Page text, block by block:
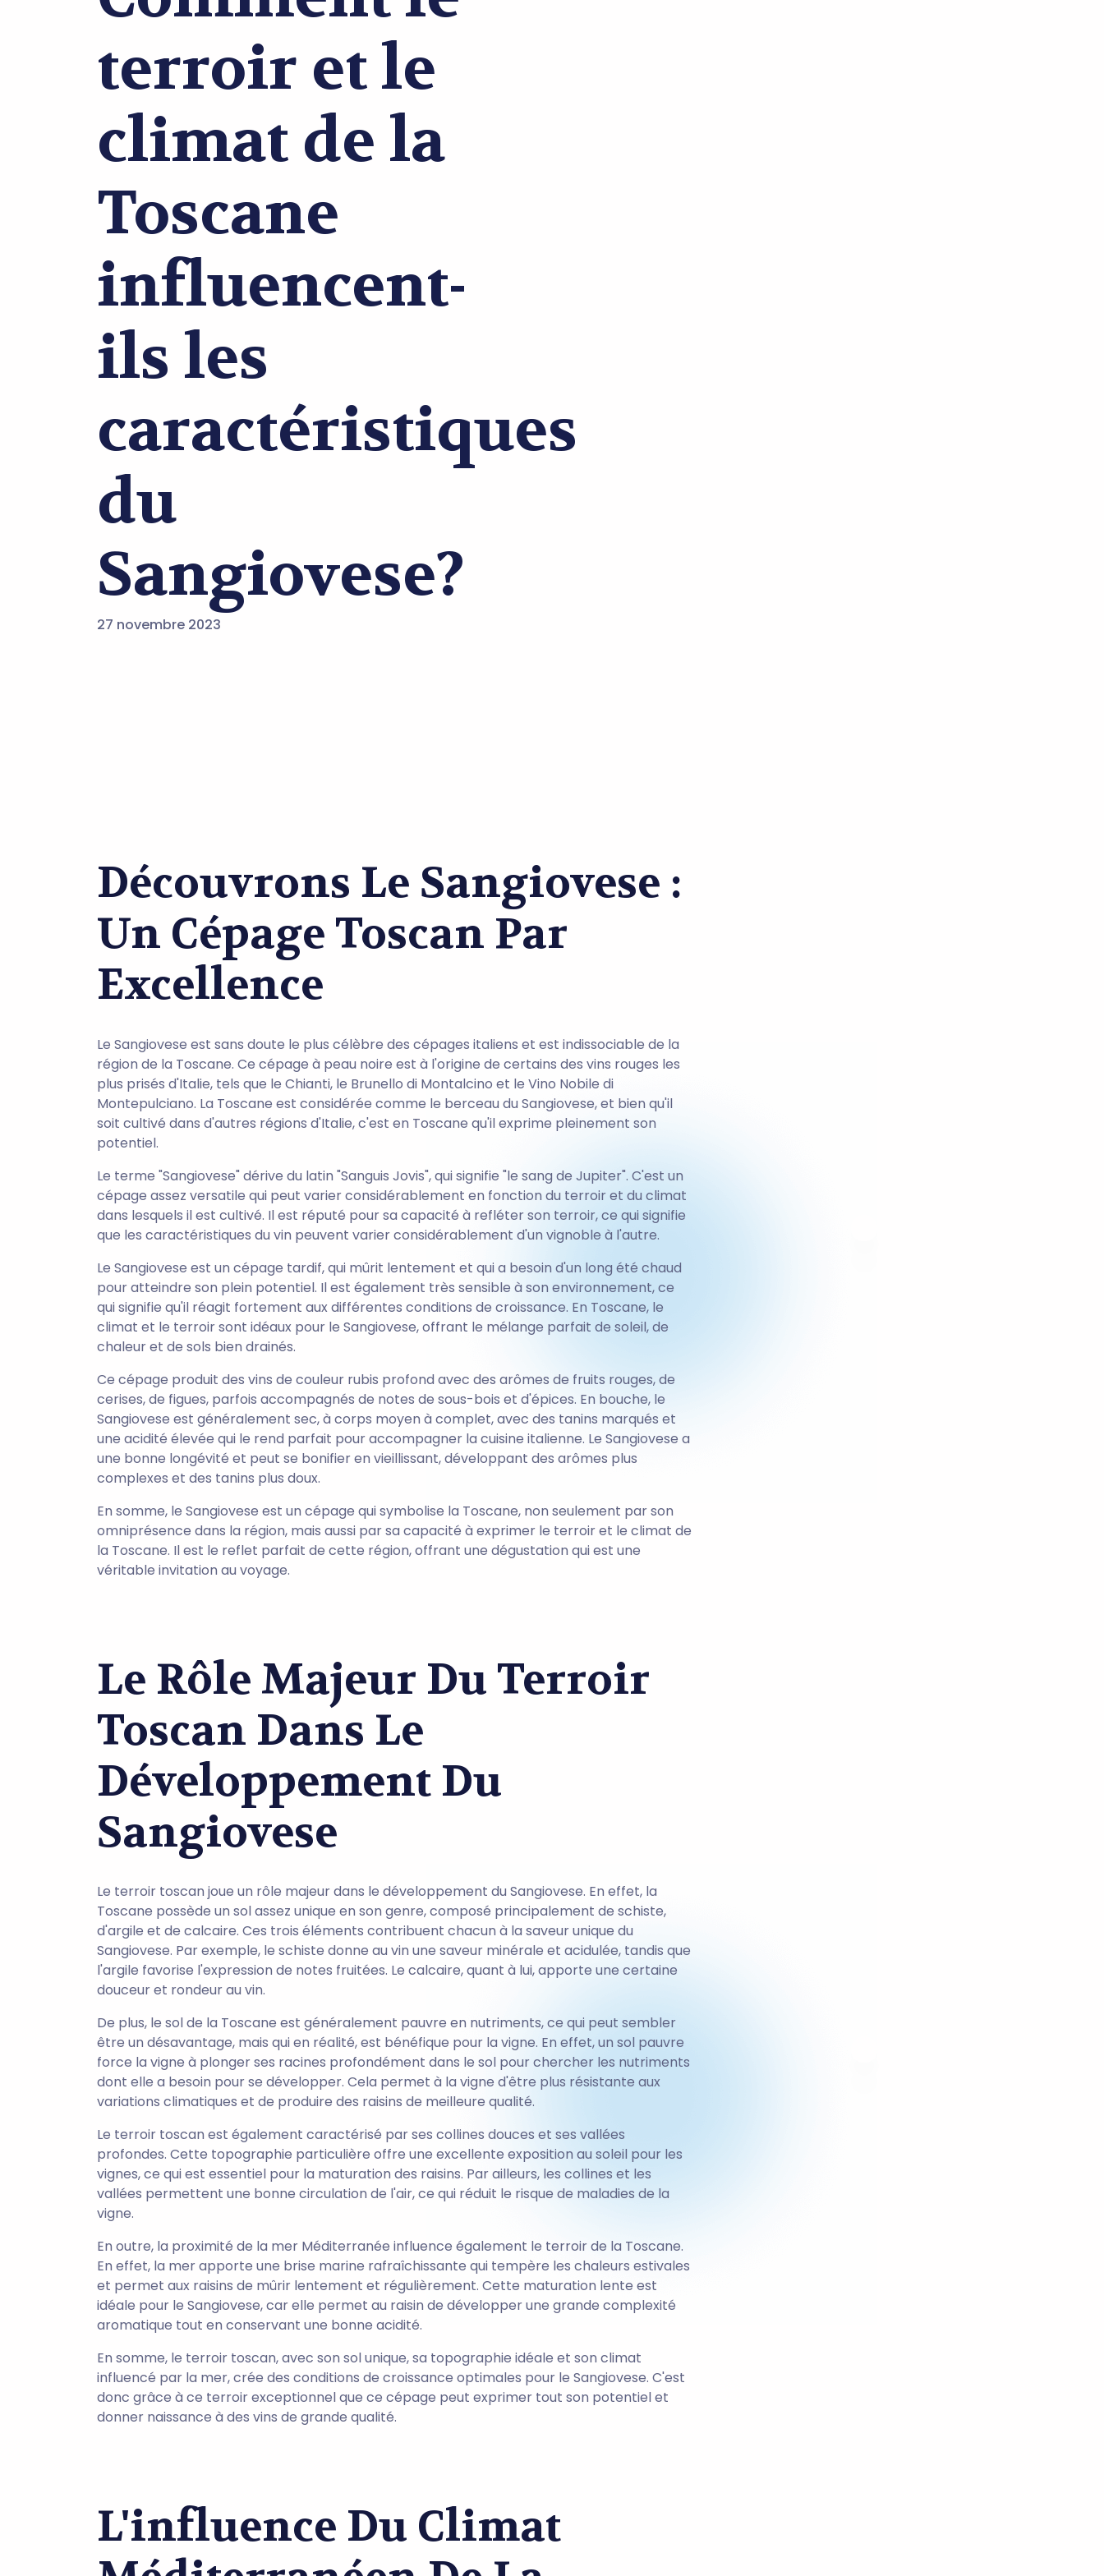
terroir et le
climat de la
Toscane
influencent-
ils les
caractéristiques
du
Sangiovese?
27 novembre 2023
Découvrons Le Sangiovese :
Un Cépage Toscan Par
Excellence
Le Sangiovese est sans doute le plus célèbre des cépages italiens et est indissociable de la
région de la Toscane. Ce cépage à peau noire est à l'origine de certains des vins rouges les
plus prisés d'Italie, tels que le Chianti, le Brunello di Montalcino et le Vino Nobile di
Montepulciano. La Toscane est considérée comme le berceau du Sangiovese, et bien qu'il
soit cultivé dans d'autres régions d'Italie, c'est en Toscane qu'il exprime pleinement son
potentiel.
Le terme "Sangiovese" dérive du latin "Sanguis Jovis", qui signifie "le sang de Jupiter". C'est un
cépage assez versatile qui peut varier considérablement en fonction du terroir et du climat
dans lesquels il est cultivé. Il est réputé pour sa capacité à refléter son terroir, ce qui signifie
que les caractéristiques du vin peuvent varier considérablement d'un vignoble à l'autre.
Le Sangiovese est un cépage tardif, qui mûrit lentement et qui a besoin d'un long été chaud
pour atteindre son plein potentiel. Il est également très sensible à son environnement, ce
qui signifie qu'il réagit fortement aux différentes conditions de croissance. En Toscane, le
climat et le terroir sont idéaux pour le Sangiovese, offrant le mélange parfait de soleil, de
chaleur et de sols bien drainés.
Ce cépage produit des vins de couleur rubis profond avec des arômes de fruits rouges, de
cerises, de figues, parfois accompagnés de notes de sous-bois et d'épices. En bouche, le
Sangiovese est généralement sec, à corps moyen à complet, avec des tanins marqués et
une acidité élevée qui le rend parfait pour accompagner la cuisine italienne. Le Sangiovese a
une bonne longévité et peut se bonifier en vieillissant, développant des arômes plus
complexes et des tanins plus doux.
En somme, le Sangiovese est un cépage qui symbolise la Toscane, non seulement par son
omniprésence dans la région, mais aussi par sa capacité à exprimer le terroir et le climat de
la Toscane. Il est le reflet parfait de cette région, offrant une dégustation qui est une
véritable invitation au voyage.
Le Rôle Majeur Du Terroir
Toscan Dans Le
Développement Du
Sangiovese
Le terroir toscan joue un rôle majeur dans le développement du Sangiovese. En effet, la
Toscane possède un sol assez unique en son genre, composé principalement de schiste,
d'argile et de calcaire. Ces trois éléments contribuent chacun à la saveur unique du
Sangiovese. Par exemple, le schiste donne au vin une saveur minérale et acidulée, tandis que
l'argile favorise l'expression de notes fruitées. Le calcaire, quant à lui, apporte une certaine
douceur et rondeur au vin.
De plus, le sol de la Toscane est généralement pauvre en nutriments, ce qui peut sembler
être un désavantage, mais qui en réalité, est bénéfique pour la vigne. En effet, un sol pauvre
force la vigne à plonger ses racines profondément dans le sol pour chercher les nutriments
dont elle a besoin pour se développer. Cela permet à la vigne d'être plus résistante aux
variations climatiques et de produire des raisins de meilleure qualité.
Le terroir toscan est également caractérisé par ses collines douces et ses vallées
profondes. Cette topographie particulière offre une excellente exposition au soleil pour les
vignes, ce qui est essentiel pour la maturation des raisins. Par ailleurs, les collines et les
vallées permettent une bonne circulation de l'air, ce qui réduit le risque de maladies de la
vigne.
En outre, la proximité de la mer Méditerranée influence également le terroir de la Toscane.
En effet, la mer apporte une brise marine rafraîchissante qui tempère les chaleurs estivales
et permet aux raisins de mûrir lentement et régulièrement. Cette maturation lente est
idéale pour le Sangiovese, car elle permet au raisin de développer une grande complexité
aromatique tout en conservant une bonne acidité.
En somme, le terroir toscan, avec son sol unique, sa topographie idéale et son climat
influencé par la mer, crée des conditions de croissance optimales pour le Sangiovese. C'est
donc grâce à ce terroir exceptionnel que ce cépage peut exprimer tout son potentiel et
donner naissance à des vins de grande qualité.
L'influence Du Climat